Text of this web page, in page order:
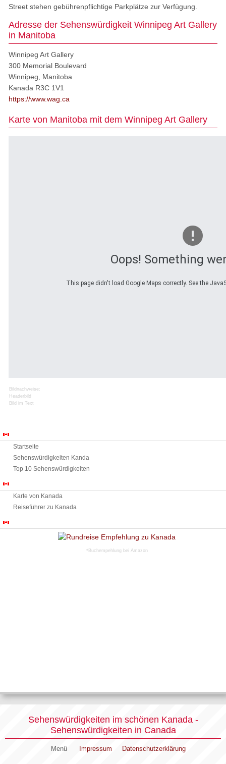
Street stehen gebührenpflichtige Parkplätze zur Verfügung.
Adresse der Sehenswürdigkeit Winnipeg Art Gallery
in Manitoba
Winnipeg Art Gallery
300 Memorial Boulevard
Winnipeg, Manitoba
Kanada R3C 1V1
https://www.wag.ca
Karte von Manitoba mit dem Winnipeg Art Gallery
Oops! Something
This page didn't load Google Maps correctly. See the
Bildnachweise:
Headerbild
Bild im Text
Startseite
Sehenswürdigkeiten Kanda
Top 10 Sehenswürdigkeiten
Karte von Kanada
Reiseführer zu Kanada
*Buchempehlung bei Amazon
Sehenswürdigkeiten im schönen Kanada -
Sehenswürdigkeiten in Canada
Menü Impressum Datenschutzerklärung